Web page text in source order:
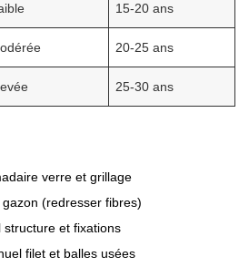
15-20 ans
20-25 ans
25-30 ans
verre et grillage
(redresser fibres)
et fixations
filet et balles usées